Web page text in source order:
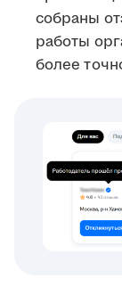
собраны
работы
более